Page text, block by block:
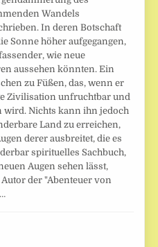
Wandels
In deren Botschaft
Sonne höher aufgegangen,
wie neue
aussehen könnten. Ein
zu Füßen, das, wenn er
Zivilisation unfruchtbar und
wird. Nichts kann ihn jedoch
Land zu erreichen,
derer ausbreitet, die es
spirituelles Sachbuch,
Augen sehen lässt,
der "Abenteuer von